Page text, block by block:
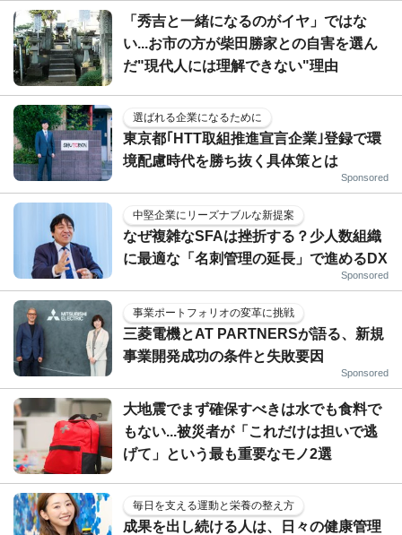
「秀吉と一緒になるのがイヤ」ではな
い...お市の方が柴田勝家との自害を選ん
だ"現代人には理解できない"理由
選ばれる企業になるために
東京都｢HTT取組推進宣言企業｣登録で環
境配慮時代を勝ち抜く具体策とは
Sponsored
中堅企業にリーズナブルな新提案
なぜ複雑なSFAは挫折する？少人数組織
に最適な「名刺管理の延長」で進めるDX
Sponsored
事業ポートフォリオの変革に挑戦
三菱電機とAT PARTNERSが語る、新規
事業開発成功の条件と失敗要因
Sponsored
大地震でまず確保すべきは水でも食料で
もない...被災者が「これだけは担いで逃
げて」という最も重要なモノ2選
毎日を支える運動と栄養の整え方
成果を出し続ける人は、日々の健康管理